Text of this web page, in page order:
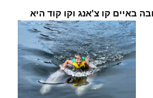
באיים קו צ'אנג וקו קוד היא